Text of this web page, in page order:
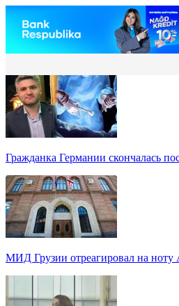
Гражданка Германии скончалась
МИД Грузии отреагировал на ноту